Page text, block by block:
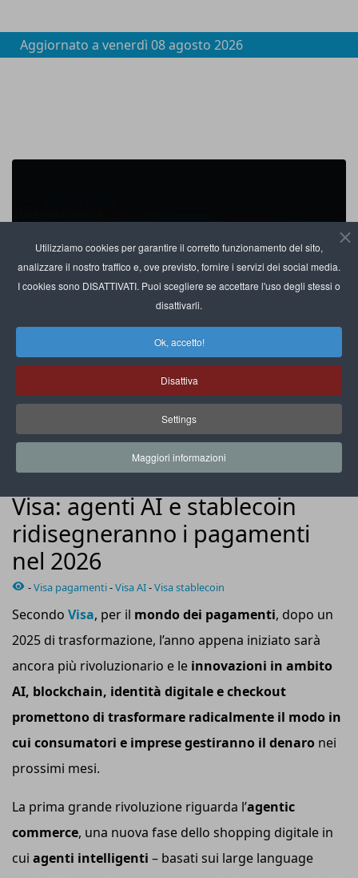
Utilizziamo cookies per garantire il corretto funzionamento del sito,
analizzare il nostro traffico e, ove previsto, fornire i servizi dei social media.
I cookies sono DISATTIVATI. Puoi scegliere se accettare l'uso degli stessi o
disattivarli.
Ok, accetto!
Disattiva
Settings
Maggiori informazioni
Aggiornato a venerdì 08 agosto 2026
Visa supporta più di 130 programmi di carte collegate a
stablecoin in oltre 40 Paesi
Visa: agenti AI e stablecoin
ridisegneranno i pagamenti
nel 2026
-Visa pagamenti-Visa AI-Visa stablecoin
Secondo Visa, per il mondo dei pagamenti, dopo un
2025 di trasformazione, l’anno appena iniziato sarà
ancora più rivoluzionario e le innovazioni in ambito
AI, blockchain, identità digitale e checkout
promettono di trasformare radicalmente il modo in
cui consumatori e imprese gestiranno il denaro nei
prossimi mesi.
La prima grande rivoluzione riguarda l’agentic
commerce, una nuova fase dello shopping digitale in
cui agenti intelligenti – basati sui large language